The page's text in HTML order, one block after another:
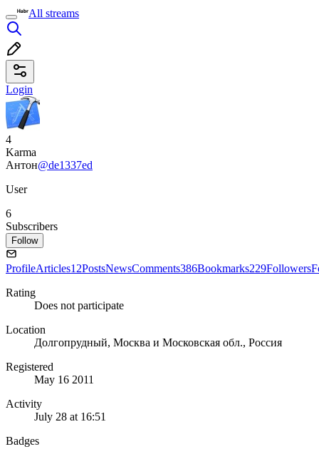
All streams
Login
4
Karma
Антон@de1337ed
User
6
Subscribers
Follow
ProfileArticles12PostsNewsComments386Bookmarks229Followers
Rating
Does not participate
Location
Долгопрудный, Москва и Московская обл., Россия
Registered
May 16 2011
Activity
July 28 at 16:51
Badges